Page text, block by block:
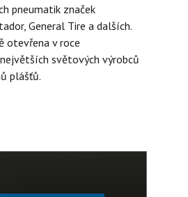
pneumatik značek
General Tire a dalších.
otevřena v roce
světových výrobců
plášťů.